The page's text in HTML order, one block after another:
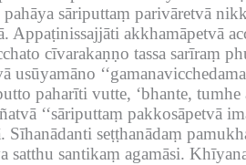
sāriputtaṃ parivāretvā
Appaṭinissajjāti akkhamāpetvā
cīvarakaṇṇo tassa sarīraṃ
paharīti vutte, ‘bhante, tumhe
‘‘sāriputtaṃ pakkosāpetvā
Sīhanādanti seṭṭhanādaṃ
santikaṃ agamāsi.